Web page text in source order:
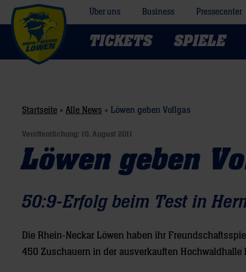
Über uns Business Pressecenter
TICKETS SPIELE
Startseite » Alle News » Löwen geben Vollgas
Veröffentlichung: 10. August 2011
Löwen geben
50:9-Erfolg beim Test in
Die Rhein-Neckar Löwen haben ihr
450 Zuschauern in der ausverkauften